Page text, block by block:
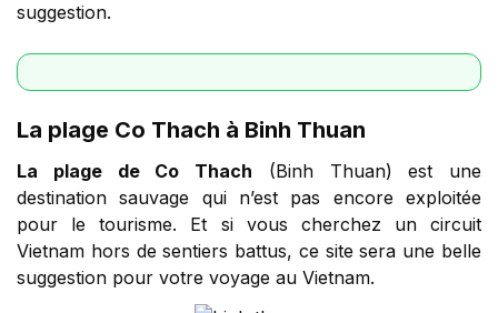
suggestion.
La plage Co Thach à Binh Thuan
La plage de Co Thach (Binh Thuan) est une
destination sauvage qui n’est pas encore exploitée
pour le tourisme. Et si vous cherchez un circuit
Vietnam hors de sentiers battus, ce site sera une belle
suggestion pour votre voyage au Vietnam.